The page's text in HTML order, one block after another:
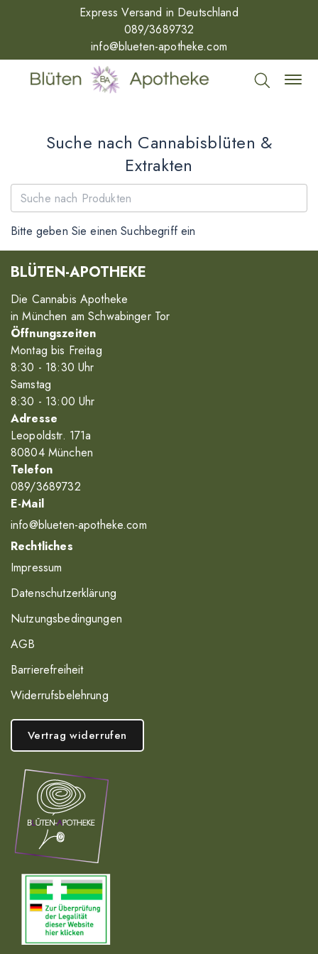
Express Versand in Deutschland
089/3689732
info@blueten-apotheke.com
Suche nach Cannabisblüten &
Extrakten
Bitte geben Sie einen Suchbegriff ein
BLÜTEN-APOTHEKE
Die Cannabis Apotheke
in München am Schwabinger Tor
Öffnungszeiten
Montag bis Freitag
8:30 - 18:30 Uhr
Samstag
8:30 - 13:00 Uhr
Adresse
Leopoldstr. 171a
80804 München
Telefon
089/3689732
E-Mail
info@blueten-apotheke.com
Rechtliches
Impressum
Datenschutzerklärung
Nutzungsbedingungen
AGB
Barrierefreiheit
Widerrufsbelehrung
Vertrag widerrufen